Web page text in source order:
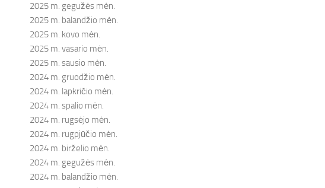
2025 m. gegužės mėn.
2025 m. balandžio mėn.
2025 m. kovo mėn.
2025 m. vasario mėn.
2025 m. sausio mėn.
2024 m. gruodžio mėn.
2024 m. lapkričio mėn.
2024 m. spalio mėn.
2024 m. rugsėjo mėn.
2024 m. rugpjūčio mėn.
2024 m. birželio mėn.
2024 m. gegužės mėn.
2024 m. balandžio mėn.